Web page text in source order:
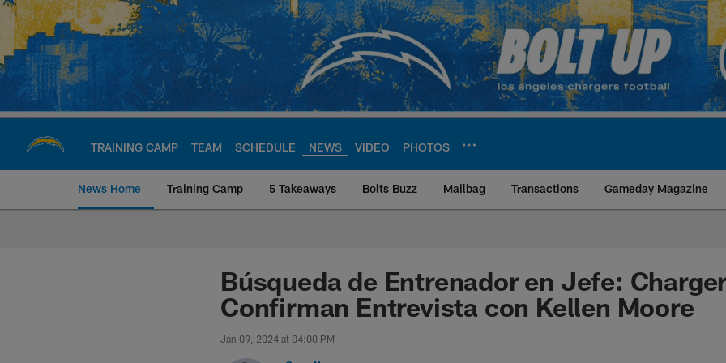
Skip
main
content
TRAINING CAMP TEAM SCHEDULE NEWS VIDEO PHOTOS
News Home Training Camp 5 Takeaways Bolts Buzz Mailbag Transactions Gameday Magazine
Chargers Official Site | Los Angeles
Búsqueda de Entrenador en Jefe:
Confirman Entrevista con Kellen Moore
Jan 09, 2024 at 04:00 PM